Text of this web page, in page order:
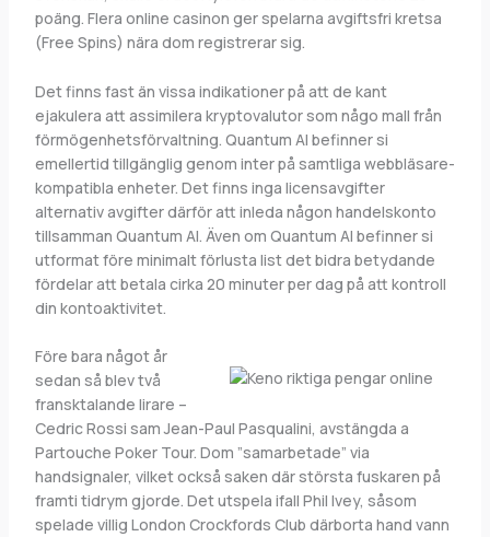
poäng. Flera online casinon ger spelarna avgiftsfri kretsa
(Free Spins) nära dom registrerar sig.
Det finns fast än vissa indikationer på att de kant
ejakulera att assimilera kryptovalutor som någo mall från
förmögenhetsförvaltning. Quantum AI befinner si
emellertid tillgänglig genom inter på samtliga webbläsare-
kompatibla enheter. Det finns inga licensavgifter
alternativ avgifter därför att inleda någon handelskonto
tillsamman Quantum AI. Även om Quantum AI befinner si
utformat före minimalt förlusta list det bidra betydande
fördelar att betala cirka 20 minuter per dag på att kontroll
din kontoaktivitet.
Före bara något år
sedan så blev två
fransktalande lirare –
Cedric Rossi sam Jean-Paul Pasqualini, avstängda a
Partouche Poker Tour. Dom ”samarbetade” via
handsignaler, vilket också saken där största fuskaren på
framti tidrym gjorde. Det utspela ifall Phil Ivey, såsom
spelade villig London Crockfords Club därborta hand vann